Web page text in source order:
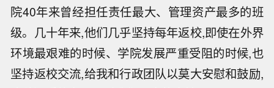
院40年来曾经担任责任最大、管理资产最多的班
级。几十年来,他们几乎坚持每年返校,即使在外界
环境最艰难的时候、学院发展严重受阻的时候,也
坚持返校交流,给我和行政团队以莫大安慰和鼓励,